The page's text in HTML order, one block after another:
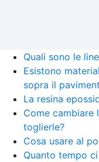
Quali sono le
Esistono
sopra il
La resina
Come cambiare
toglierle?
Cosa usare al
Quanto tempo